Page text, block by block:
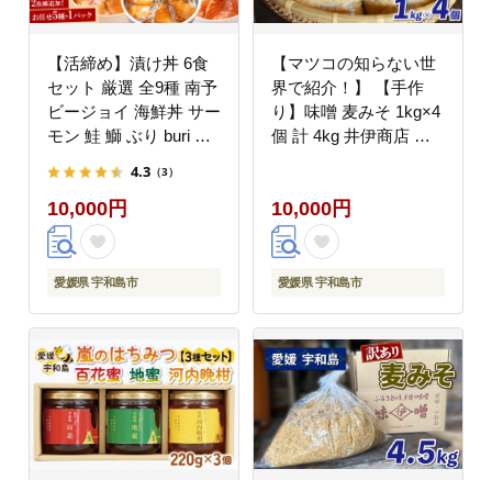
【活締め】漬け丼 6食
セット 厳選 全9種 南予
ビージョイ 海鮮丼 サー
モン 鮭 鰤 ぶり buri 真
シマアジ 縞鯵ヒラメ ヒ
ラマサ D010-150005
4.3 （3）
10,000円
愛媛県 宇和島市
【マツコの知らない世
界で紹介！】 【手作
り】味噌 麦みそ 1kg×4
個 計 4kg 井伊商店 調
10,000円
愛媛県 宇和島市